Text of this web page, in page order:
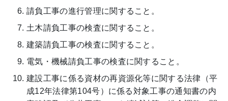
請負工事の進行管理に関すること。
土木請負工事の検査に関すること。
建築請負工事の検査に関すること。
電気・機械請負工事の検査に関すること。
建設工事に係る資材の再資源化等に関する法律（平
成12年法律第104号）に係る対象工事の通知書の内